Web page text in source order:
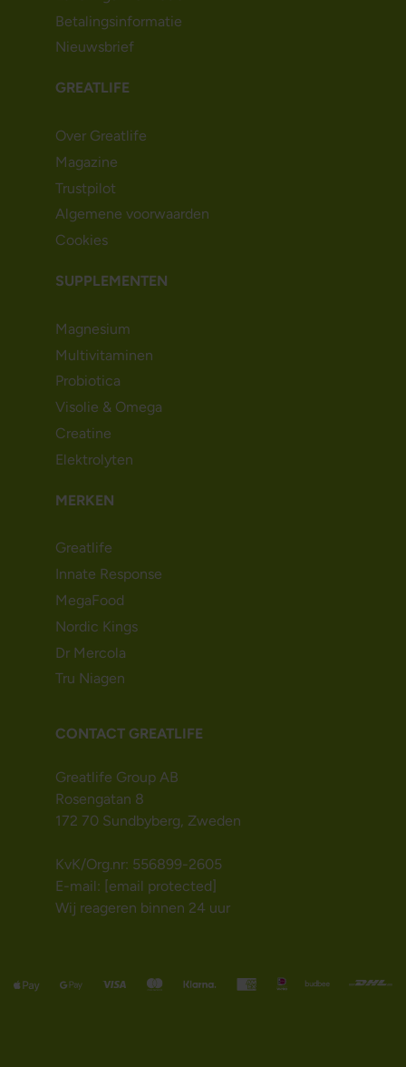
Betalingsinformatie
Nieuwsbrief
GREATLIFE
Over Greatlife
Magazine
Trustpilot
Algemene voorwaarden
Cookies
SUPPLEMENTEN
Magnesium
Multivitaminen
Probiotica
Visolie & Omega
Creatine
Elektrolyten
MERKEN
Greatlife
Innate Response
MegaFood
Nordic Kings
Dr Mercola
Tru Niagen
CONTACT GREATLIFE
Greatlife Group AB
Rosengatan 8
172 70 Sundbyberg, Zweden
KvK/Org.nr: 556899-2605
E-mail: [email protected]
Wij reageren binnen 24 uur